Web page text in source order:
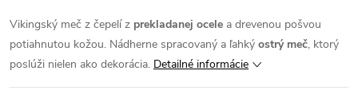
Vikingský meč z čepelí z prekladanej ocele a drevenou pošvou
potiahnutou kožou. Nádherne spracovaný a ľahký ostrý meč, ktorý
poslúži nielen ako dekorácia. Detailné informácie